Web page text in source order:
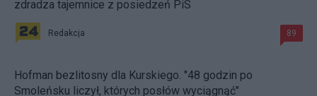
zdradza tajemnice z posiedzeń PiS
Redakcja 89
Hofman bezlitosny dla Kurskiego. "48 godzin po
Smoleńsku liczył, których posłów wyciągnąć"